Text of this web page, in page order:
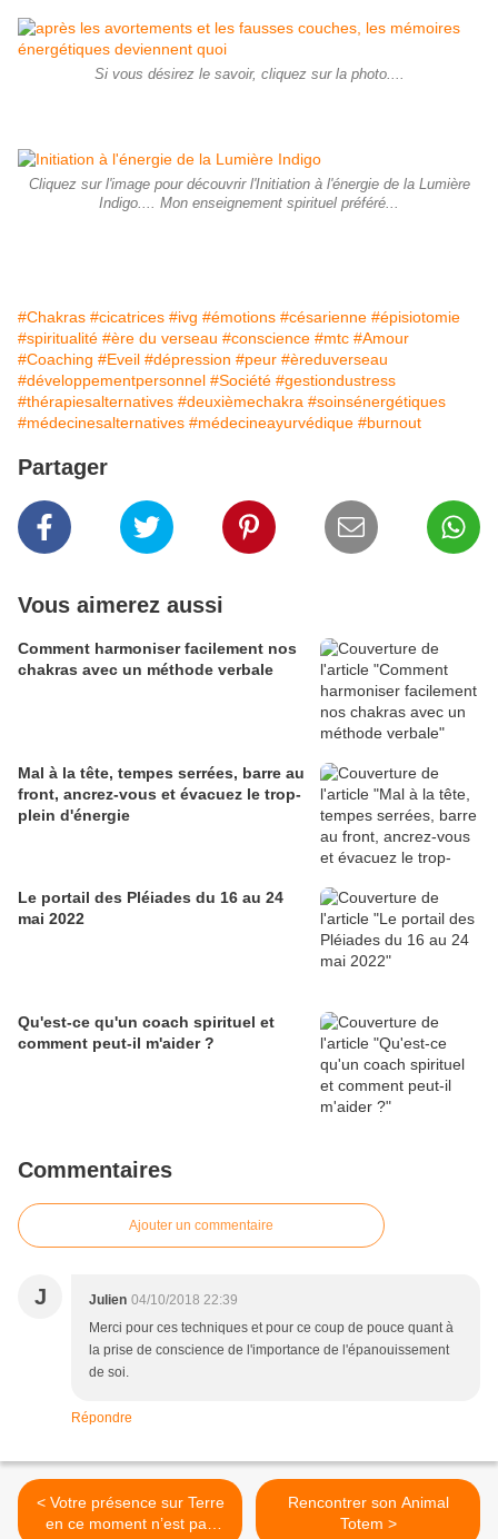
Si vous désirez le savoir, cliquez sur la photo....
Cliquez sur l'image pour découvrir l'Initiation à l'énergie de la Lumière
Indigo.... Mon enseignement spirituel préféré...
#Chakras #cicatrices #ivg #émotions #césarienne #épisiotomie
#spiritualité #ère du verseau #conscience #mtc #Amour
#Coaching #Eveil #dépression #peur #èreduverseau
#développementpersonnel #Société #gestiondustress
#thérapiesalternatives #deuxièmechakra #soinsénergétiques
#médecinesalternatives #médecineayurvédique #burnout
Partager
Vous aimerez aussi
Comment harmoniser facilement nos
chakras avec un méthode verbale
Mal à la tête, tempes serrées, barre au
front, ancrez-vous et évacuez le trop-
plein d'énergie
Le portail des Pléiades du 16 au 24
mai 2022
Qu'est-ce qu'un coach spirituel et
comment peut-il m'aider ?
Commentaires
Ajouter un commentaire
J Julien 04/10/2018 22:39
Merci pour ces techniques et pour ce coup de pouce quant à
la prise de conscience de l'importance de l'épanouissement
de soi.
Répondre
< Votre présence sur Terre
en ce moment n’est pas
Rencontrer son Animal
Totem >